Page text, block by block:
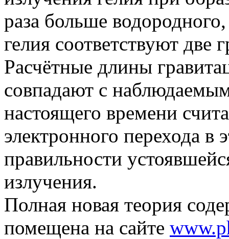
раза больше
гелия соответствуют две
Расчётные длины
совпадают с
настоящего времени
электронного перехода в
правильности
излучения.
Полная новая теория
помещена на сайте